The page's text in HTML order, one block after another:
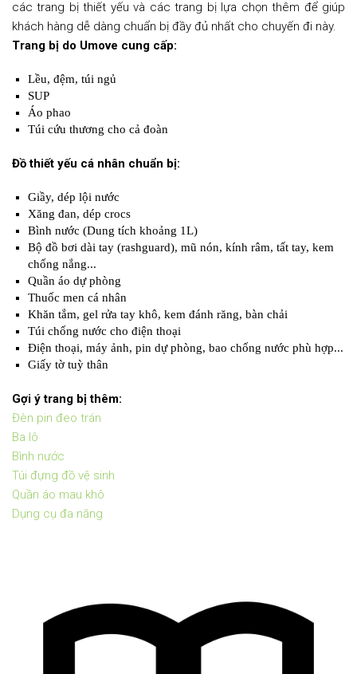
các trang bị thiết yếu và các trang bị lựa chọn thêm để giúp
khách hàng dễ dàng chuẩn bị đầy đủ nhất cho chuyến đi này.
Trang bị do Umove cung cấp:
Lều, đệm, túi ngủ
SUP
Áo phao
Túi cứu thương cho cả đoàn
Đồ thiết yếu cá nhân chuẩn bị:
Giầy, dép lội nước
Xăng đan, dép crocs
Bình nước (Dung tích khoảng 1L)
Bộ đồ bơi dài tay (rashguard), mũ nón, kính râm, tất tay, kem
chống nắng...
Quần áo dự phòng
Thuốc men cá nhân
Khăn tắm, gel rửa tay khô, kem đánh răng, bàn chải
Túi chống nước cho điện thoại
Điện thoại, máy ảnh, pin dự phòng, bao chống nước phù hợp...
Giấy tờ tuỳ thân
Gợi ý trang bị thêm:
Đèn pin đeo trán
Ba lô
Bình nước
Túi đựng đồ vệ sinh
Quần áo mau khô
Dụng cụ đa năng